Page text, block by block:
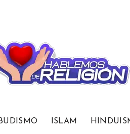
BUDISMO ISLAM